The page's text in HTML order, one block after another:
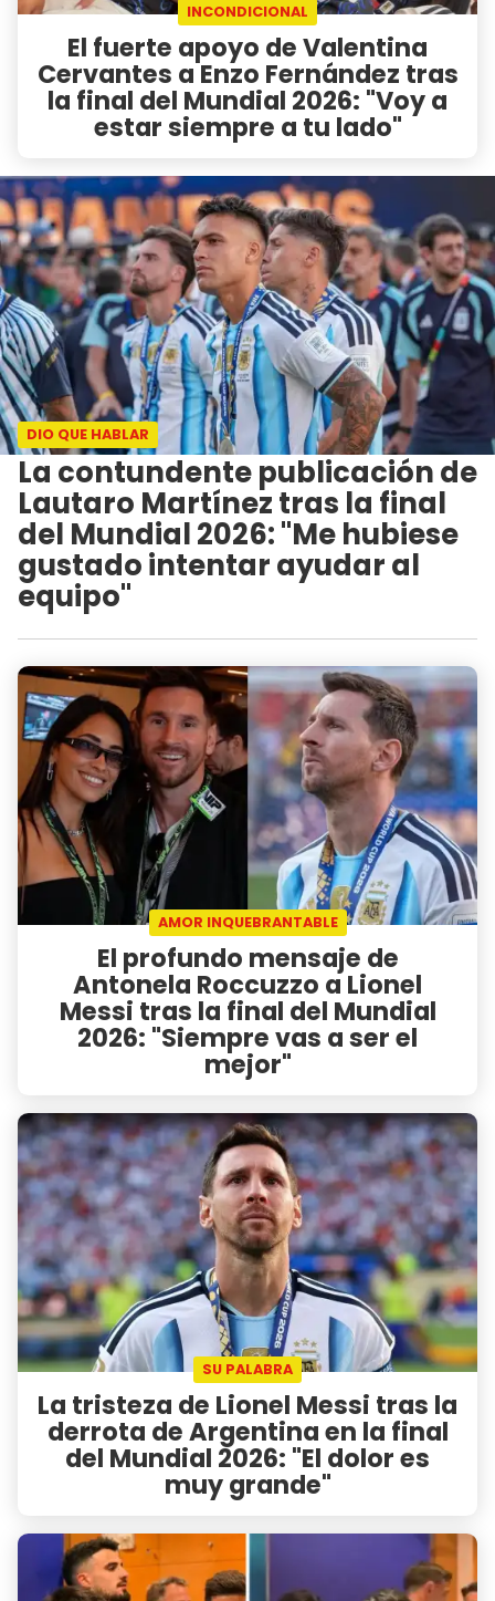
INCONDICIONAL
El fuerte apoyo de Valentina
Cervantes a Enzo Fernández tras
la final del Mundial 2026: "Voy a
estar siempre a tu lado"
DIO QUE HABLAR
La contundente publicación de
Lautaro Martínez tras la final
del Mundial 2026: "Me hubiese
gustado intentar ayudar al
equipo"
AMOR INQUEBRANTABLE
El profundo mensaje de
Antonela Roccuzzo a Lionel
Messi tras la final del Mundial
2026: "Siempre vas a ser el
mejor"
SU PALABRA
La tristeza de Lionel Messi tras la
derrota de Argentina en la final
del Mundial 2026: "El dolor es
muy grande"